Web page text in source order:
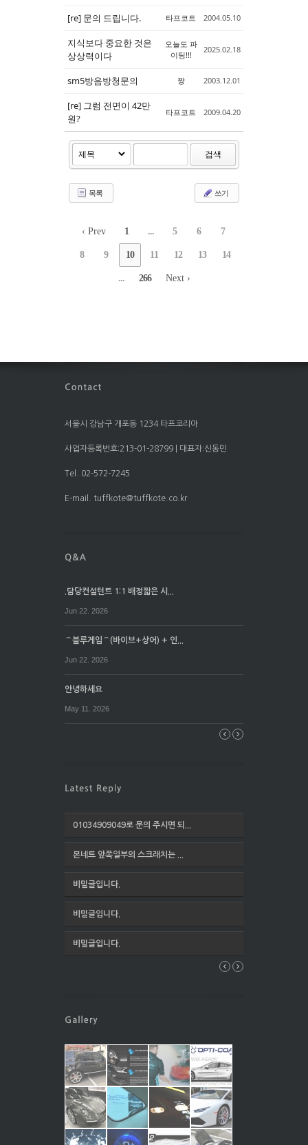
[re] 문의 드립니다. 타프코트 2004.05.10
지식보다 중요한 것은
상상력이다
오늘도 파
이팅!!!
2025.02.18
sm5방음방청문의 짱 2003.12.01
[re] 그럼 전면이 42만
원?
타프코트 2009.04.20
검색
목록 쓰기
‹ Prev 1 ... 5 6 7
8 9 10 11 12 13 14
... 266 Next ›
서울시 강남구 개포동 1234 타프코리아
사업자등록번호:213-01-28799 | 대표자:신동민
Tel. 02-572-7245
E-mail. tuffkote@tuffkote.co.kr
.담당컨설턴트 1:1 배정짧은 시...
Jun 22. 2026
⌒블루게임⌒(바이브+상어) + 인...
Jun 22. 2026
안녕하세요
May 11. 2026
01034909049로 문의 주시면 되...
본네트 앞쪽일부의 스크래치는 ...
비밀글입니다.
비밀글입니다.
비밀글입니다.